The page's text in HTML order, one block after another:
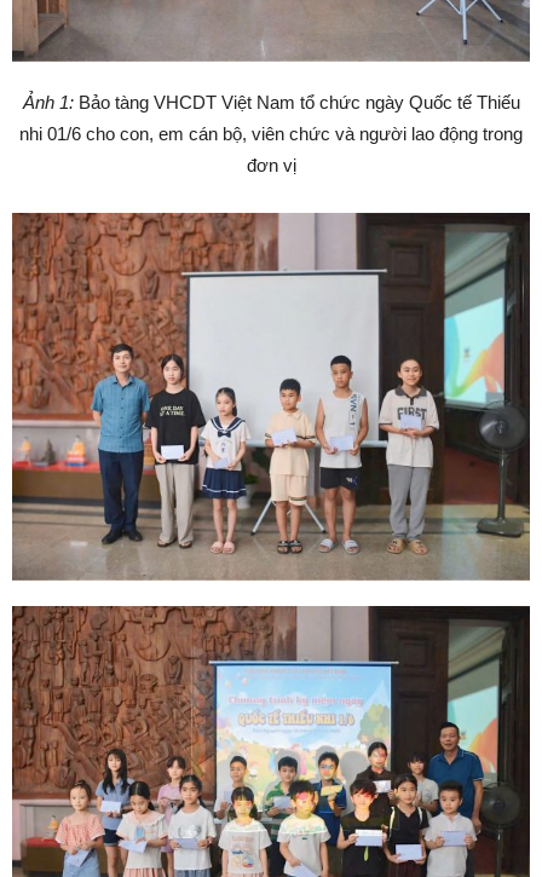
Ảnh 1:Bảo tàng VHCDT Việt Nam tổ chức ngày Quốc tế Thiếu
nhi 01/6 cho con, em cán bộ, viên chức và người lao động trong
đơn vị